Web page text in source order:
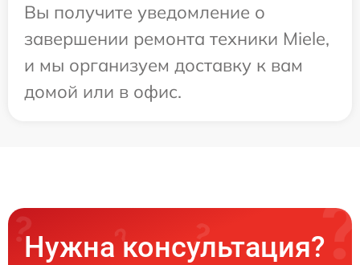
Вы получите уведомление о
завершении ремонта техники Miele,
и мы организуем доставку к вам
домой или в офис.
Нужна консультация?